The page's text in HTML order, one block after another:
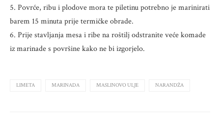
5. Povrće, ribu i plodove mora te piletinu potrebno je marinirati
barem 15 minuta prije termičke obrade.
6. Prije stavljanja mesa i ribe na roštilj odstranite veće komade
iz marinade s površine kako ne bi izgorjelo.
LIMETA MARINADA MASLINOVO ULJE NARANDŽA